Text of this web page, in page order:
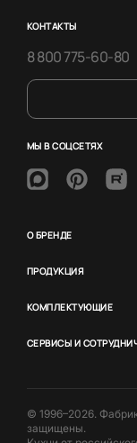
КОНТАКТЫ
8 800 775-60-80
МЫ В СОЦСЕТЯХ
О БРЕНДЕ
ПРОДУКЦИЯ
КОМПЛЕКТУЮЩИЕ
СЕРВИСЫ И
© 1996–2026.
защищены.